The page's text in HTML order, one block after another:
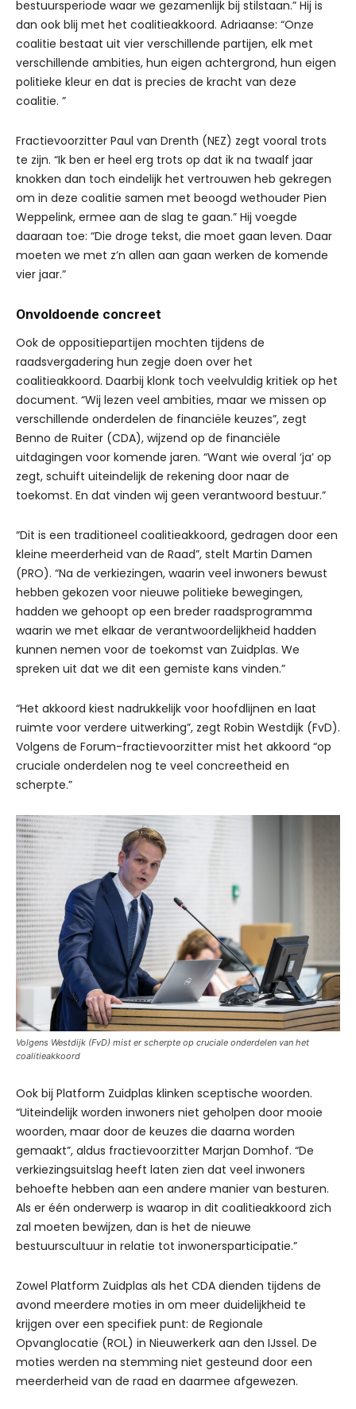
bestuursperiode waar we gezamenlijk bij stilstaan.” Hij is
dan ook blij met het coalitieakkoord. Adriaanse: “Onze
coalitie bestaat uit vier verschillende partijen, elk met
verschillende ambities, hun eigen achtergrond, hun eigen
politieke kleur en dat is precies de kracht van deze
coalitie. ”
Fractievoorzitter Paul van Drenth (NEZ) zegt vooral trots
te zijn. “Ik ben er heel erg trots op dat ik na twaalf jaar
knokken dan toch eindelijk het vertrouwen heb gekregen
om in deze coalitie samen met beoogd wethouder Pien
Weppelink, ermee aan de slag te gaan.” Hij voegde
daaraan toe: “Die droge tekst, die moet gaan leven. Daar
moeten we met z’n allen aan gaan werken de komende
vier jaar.”
Onvoldoende concreet
Ook de oppositiepartijen mochten tijdens de
raadsvergadering hun zegje doen over het
coalitieakkoord. Daarbij klonk toch veelvuldig kritiek op het
document. “Wij lezen veel ambities, maar we missen op
verschillende onderdelen de financiële keuzes”, zegt
Benno de Ruiter (CDA), wijzend op de financiële
uitdagingen voor komende jaren. “Want wie overal ‘ja’ op
zegt, schuift uiteindelijk de rekening door naar de
toekomst. En dat vinden wij geen verantwoord bestuur.”
“Dit is een traditioneel coalitieakkoord, gedragen door een
kleine meerderheid van de Raad”, stelt Martin Damen
(PRO). “Na de verkiezingen, waarin veel inwoners bewust
hebben gekozen voor nieuwe politieke bewegingen,
hadden we gehoopt op een breder raadsprogramma
waarin we met elkaar de verantwoordelijkheid hadden
kunnen nemen voor de toekomst van Zuidplas. We
spreken uit dat we dit een gemiste kans vinden.”
“Het akkoord kiest nadrukkelijk voor hoofdlijnen en laat
ruimte voor verdere uitwerking”, zegt Robin Westdijk (FvD).
Volgens de Forum-fractievoorzitter mist het akkoord “op
cruciale onderdelen nog te veel concreetheid en
scherpte.”
Volgens Westdijk (FvD) mist er scherpte op cruciale onderdelen van het
coalitieakkoord
Ook bij Platform Zuidplas klinken sceptische woorden.
“Uiteindelijk worden inwoners niet geholpen door mooie
woorden, maar door de keuzes die daarna worden
gemaakt”, aldus fractievoorzitter Marjan Domhof. “De
verkiezingsuitslag heeft laten zien dat veel inwoners
behoefte hebben aan een andere manier van besturen.
Als er één onderwerp is waarop in dit coalitieakkoord zich
zal moeten bewijzen, dan is het de nieuwe
bestuurscultuur in relatie tot inwonersparticipatie.”
Zowel Platform Zuidplas als het CDA dienden tijdens de
avond meerdere moties in om meer duidelijkheid te
krijgen over een specifiek punt: de Regionale
Opvanglocatie (ROL) in Nieuwerkerk aan den IJssel. De
moties werden na stemming niet gesteund door een
meerderheid van de raad en daarmee afgewezen.